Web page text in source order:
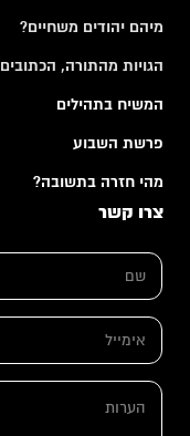
מיהם יהודים משחיים?
הגויות מהתורה, הכתובים
המשיח בתהילים
פרשת השבוע
מהי חזרה בתשובה?
צרו קשר
ש
*
א
מ
יעה